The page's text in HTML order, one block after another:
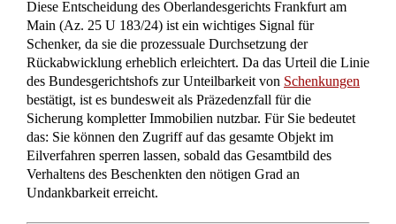
unbefugten Verkauf Ihres Eigentums noch während
des laufenden Verfahrens.
Jetzt rechtliche Unterstützung
anfordern
Experten-Kommentar